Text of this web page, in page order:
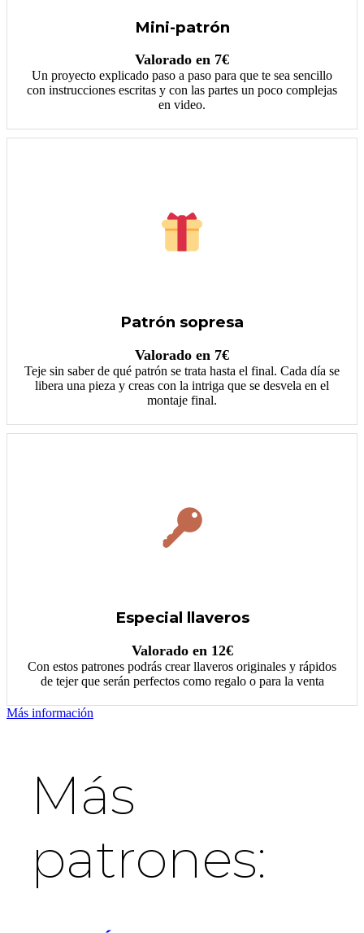
Mini-patrón
Valorado en 7€
Un proyecto explicado paso a paso para que te sea sencillo
con instrucciones escritas y con las partes un poco complejas
en video.
Patrón sopresa
Valorado en 7€
Teje sin saber de qué patrón se trata hasta el final. Cada día se
libera una pieza y creas con la intriga que se desvela en el
montaje final.
Especial llaveros
Valorado en 12€
Con estos patrones podrás crear llaveros originales y rápidos
de tejer que serán perfectos como regalo o para la venta
Más información
Más
patrones: